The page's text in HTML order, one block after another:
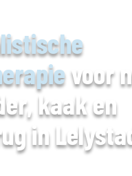
voor
kaak en
in